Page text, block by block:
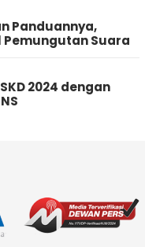
Panduannya,
Suara
2024 dengan